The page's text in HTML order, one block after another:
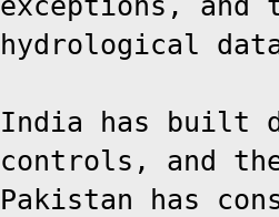
hydrological
India has built
controls, and
Pakistan has